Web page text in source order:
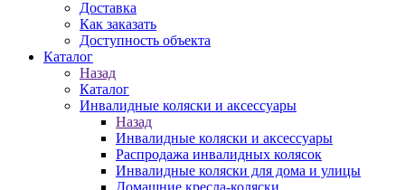
Доставка
Как заказать
Доступность объекта
Каталог
Назад
Каталог
Инвалидные коляски и аксессуары
Назад
Инвалидные коляски и аксессуары
Распродажа инвалидных колясок
Инвалидные коляски для дома и улицы
Домашние кресла-коляски